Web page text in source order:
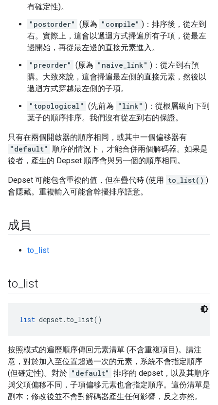
有確定性)。
"postorder" (原為 "compile" )：排序後，從左到
右。實際上，這會以遞迴方式掃遍所有子項，從最左
邊開始，再從最左邊的直接元素進入。
"preorder" (原為 "naive_link" )：從左到右預
購。大致來說，這會掃遍最左側的直接元素，然後以
遞迴方式穿越最左側的子項。
"topological" (先前為 "link" )：從根層級向下到
葉子的順序排序。我們沒有從左到右的保證。
只有在兩個開啟器的順序相同，或其中一個偏移器有
"default"
順序的情況下，才能合併兩個解碼器。如果是
後者，產生的 Depset 順序會與另一個的順序相同。
Depset 可能包含重複的值，但在疊代時 (使用 to_list() )
會隱藏。重複輸入可能會幹擾排序語意。
成員
to_list
to list
list depset.to_list()
按照模式的遍歷順序傳回元素清單 (不含重複項目)。請注
意，對於加入至位置超過一次的元素，系統不會指定順序
(但確定性)。對於 "default" 排序的 depset，以及其順序
與父項偏移不同，子項偏移元素也會指定順序。這份清單是
副本；修改後並不會對解碼器產生任何影響，反之亦然。